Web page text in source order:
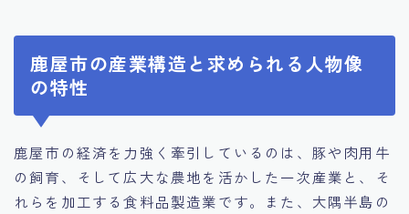
鹿屋市の産業構造と求められる人物像
の特性
鹿屋市の経済を力強く牽引しているのは、豚や肉用牛
の飼育、そして広大な農地を活かした一次産業と、そ
れらを加工する食料品製造業です。また、大隅半島の